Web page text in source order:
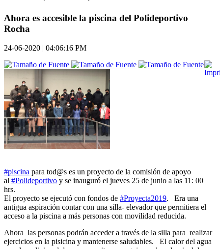
Ahora es accesible la piscina del Polideportivo
Rocha
24-06-2020 | 04:06:16 PM
#piscina para tod@s es un proyecto de la comisión de apoyo
al #Polideportivo y se inauguró el jueves 25 de junio a las 11: 00
hrs.
El proyecto se ejecutó con fondos de #Proyecta2019. Era una
antigua aspiración contar con una silla- elevador que permitiera el
acceso a la piscina a más personas con movilidad reducida.
Ahora las personas podrán acceder a través de la silla para realizar
ejercicios en la pisicina y mantenerse saludables. El calor del agua